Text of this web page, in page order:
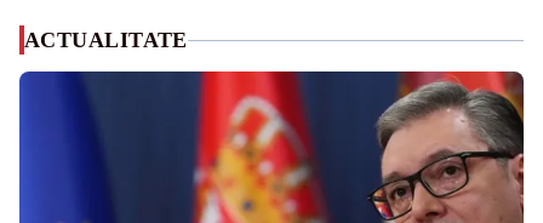
ACTUALITATE